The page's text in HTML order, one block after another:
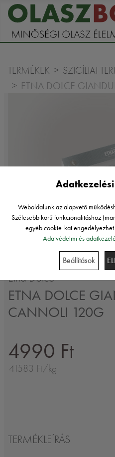
TERMÉKEK SZICÍLIAI
ETNA DOLCE
Etna Dolce
ETNA DOLCE
CANNOLI 120G
4990 Ft
41583 Ft/kg
TERMÉKLEÍRÁS
Weboldalunk az alapvető
Szélesebb körű funkcionalitáshoz
egyéb cookie-kat
Adatvédelmi és
Beállítások